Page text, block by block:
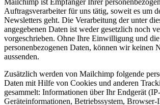
Mailchimp ist Empfänger Ihrer
Auftragsverarbeiter für uns tätig, soweit es um
Newsletters geht. Die Verarbeitung der unter
angegebenen Daten ist weder gesetzlich noch
vorgeschrieben. Ohne Ihre Einwilligung und
personenbezogenen Daten, können wir keinen
aussenden.
Zusätzlich werden von Mailchimp folgende
Daten mit Hilfe von Cookies und anderen
gesammelt: Informationen über Ihr Endgerät
Geräteinformationen, Betriebssystem,